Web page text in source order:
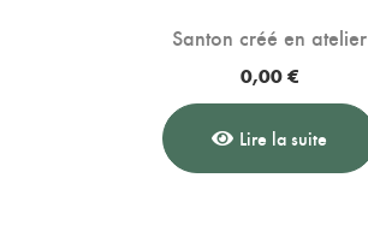
Santon créé en atelier
0,00€
Lire la suite